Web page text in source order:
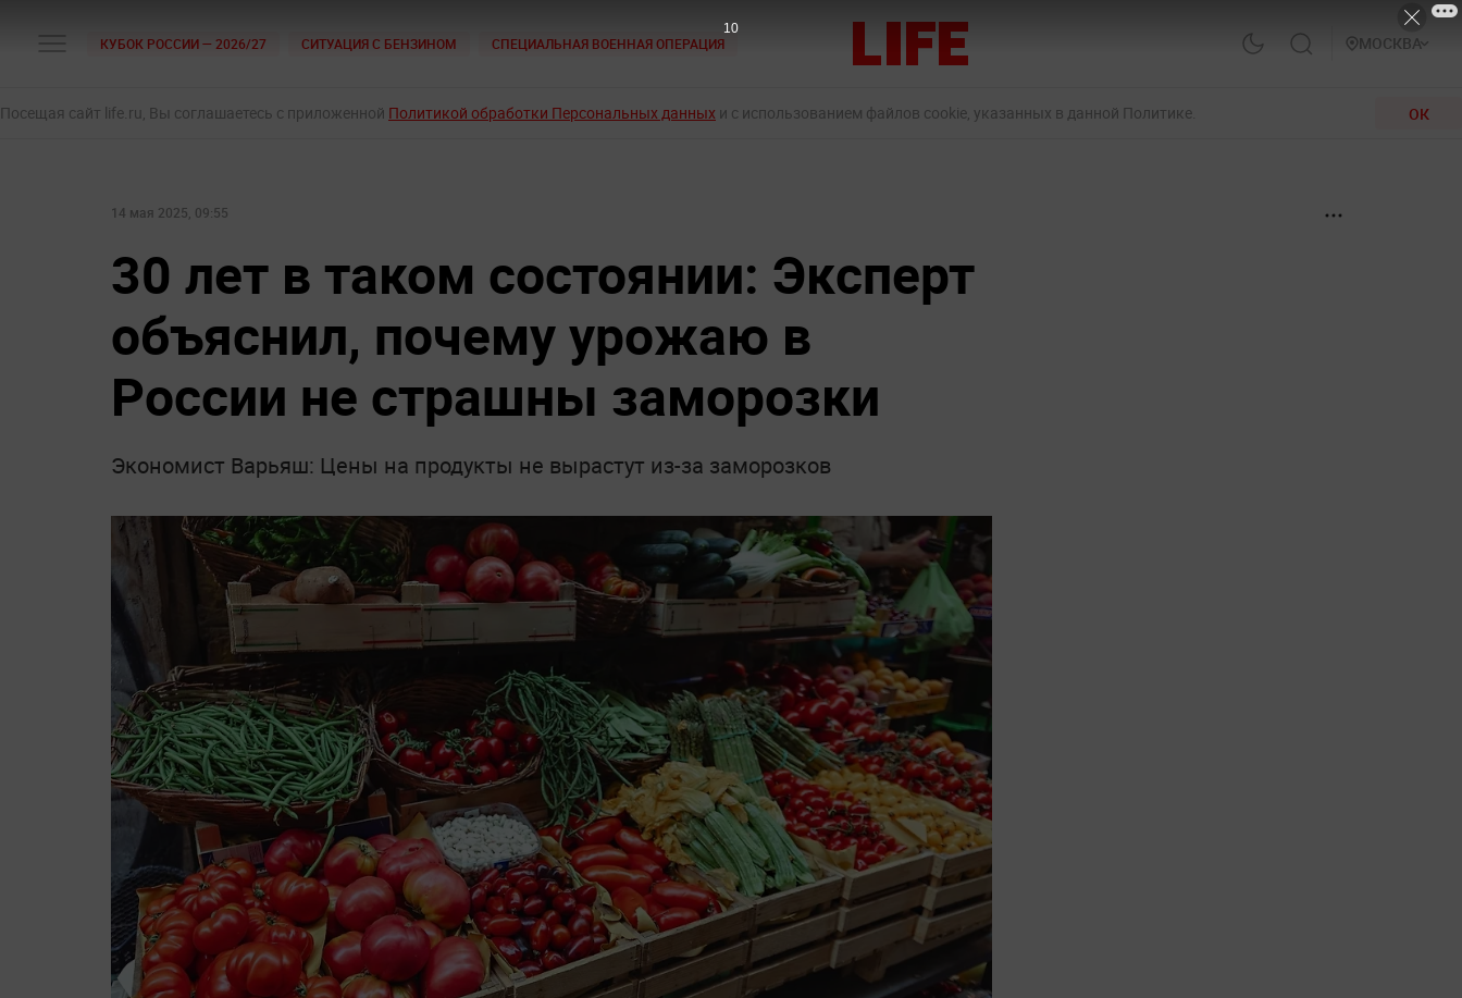
КУБОК РОССИИ — 2026/27 СИТУАЦИЯ С БЕНЗИНОМ СПЕЦИАЛЬНАЯ ВОЕННАЯ ОПЕРАЦИЯ МОСКВА
Посещая сайт life.ru, Вы соглашаетесь с приложенной Политикой обработки Персональных данных и с использованием файлов cookie, указанных в данной Политике. ОК
14 мая 2025, 09:55
30 лет в таком состоянии: Эксперт
объяснил, почему урожаю в
России не страшны заморозки
Экономист Варьяш: Цены на продукты не вырастут из-за заморозков
8